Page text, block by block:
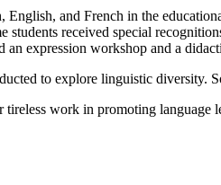
and French in the
received special
expression workshop and a
to explore linguistic diversity.
work in promoting language